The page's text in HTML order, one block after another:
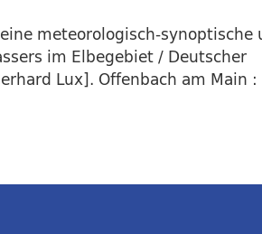
meteorologisch-synoptische
im Elbegebiet / Deutscher
Lux]. Offenbach am Main :